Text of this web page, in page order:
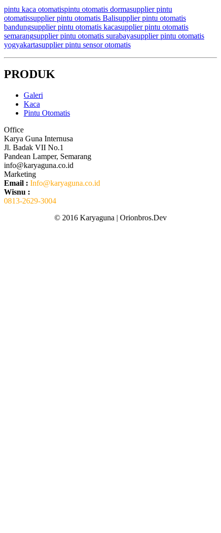
pintu kaca otomatispintu otomatis dormasupplier pintu
otomatissupplier pintu otomatis Balisupplier pintu otomatis
bandungsupplier pintu otomatis kacasupplier pintu otomatis
semarangsupplier pintu otomatis surabayasupplier pintu otomatis
yogyakartasupplier pintu sensor otomatis
PRODUK
Galeri
Kaca
Pintu Otomatis
Office
Karya Guna Internusa
Jl. Badak VII No.1
Pandean Lamper, Semarang
info@karyaguna.co.id
Marketing
Email : Info@karyaguna.co.id
Wisnu :
0813-2629-3004
© 2016 Karyaguna | Orionbros.Dev